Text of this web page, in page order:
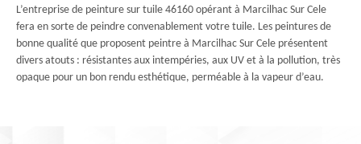
L’entreprise de peinture sur tuile 46160 opérant à Marcilhac Sur Cele
fera en sorte de peindre convenablement votre tuile. Les peintures de
bonne qualité que proposent peintre à Marcilhac Sur Cele présentent
divers atouts : résistantes aux intempéries, aux UV et à la pollution, très
opaque pour un bon rendu esthétique, perméable à la vapeur d’eau.